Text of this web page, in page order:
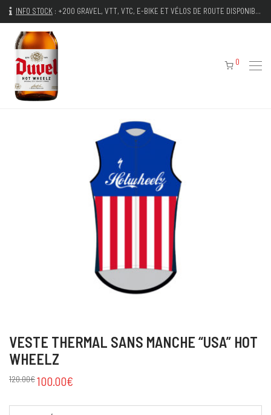
INFO STOCK : +200 GRAVEL, VTT, VTC, E-BIKE ET VÉLOS DE ROUTE DISPONIBLES IMMÉDIATEMENT
0
VESTE THERMAL SANS MANCHE “USA” HOT
WHEELZ
120.00€100.00€